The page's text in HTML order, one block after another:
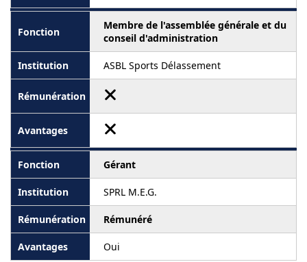
Membre de l'assemblée générale et du
conseil d'administration
ASBL Sports Délassement
Gérant
SPRL M.E.G.
Rémunéré
Oui